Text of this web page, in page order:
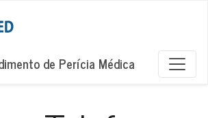
de Perícia Médica